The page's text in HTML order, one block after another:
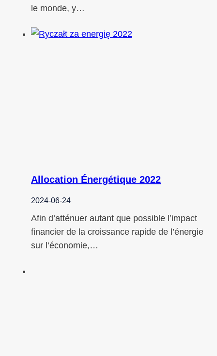
le monde, y…
Allocation Énergétique 2022
2024-06-24
Afin d’atténuer autant que possible l’impact
financier de la croissance rapide de l’énergie
sur l’économie,…